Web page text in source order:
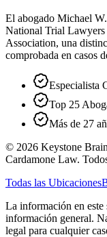
El abogado Michael
National Trial
Association, una
comprobada en casos
Especialista
Top 25
Más de 27
© 2026 Keystone
Cardamone Law.
Todas las Ubicaciones
La información en este
información general.
legal para cualquier